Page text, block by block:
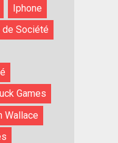
Iphone
de Société
Games
Wallace